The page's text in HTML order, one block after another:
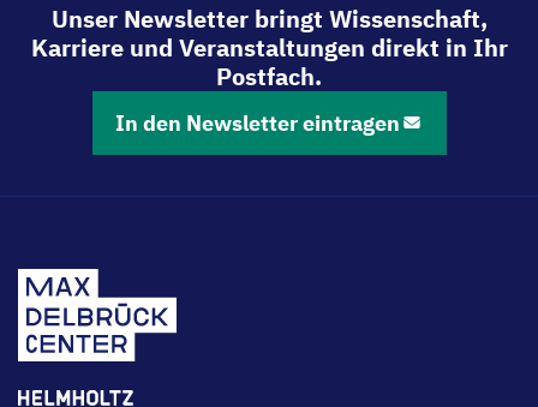
Unser Newsletter bringt Wissenschaft,
Karriere und Veranstaltungen direkt in Ihr
Postfach.
In den Newsletter eintragen